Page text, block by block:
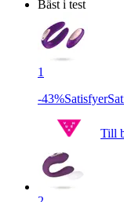
Bäst i test
1
-
Till